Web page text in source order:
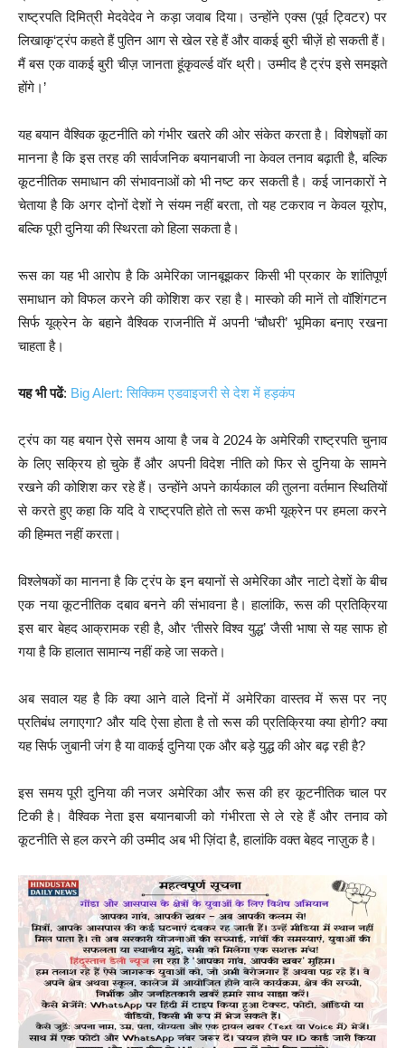
राष्ट्रपति दिमित्री मेदवेदेव ने कड़ा जवाब दिया। उन्होंने एक्स (पूर्व ट्विटर) पर
लिखाकृ‘ट्रंप कहते हैं पुतिन आग से खेल रहे हैं और वाकई बुरी चीज़ें हो सकती हैं।
मैं बस एक वाकई बुरी चीज़ जानता हूंकृवर्ल्ड वॉर थ्री। उम्मीद है ट्रंप इसे समझते
होंगे।’
यह बयान वैश्विक कूटनीति को गंभीर खतरे की ओर संकेत करता है। विशेषज्ञों का
मानना है कि इस तरह की सार्वजनिक बयानबाजी ना केवल तनाव बढ़ाती है, बल्कि
कूटनीतिक समाधान की संभावनाओं को भी नष्ट कर सकती है। कई जानकारों ने
चेताया है कि अगर दोनों देशों ने संयम नहीं बरता, तो यह टकराव न केवल यूरोप,
बल्कि पूरी दुनिया की स्थिरता को हिला सकता है।
रूस का यह भी आरोप है कि अमेरिका जानबूझकर किसी भी प्रकार के शांतिपूर्ण
समाधान को विफल करने की कोशिश कर रहा है। मास्को की मानें तो वॉशिंगटन
सिर्फ यूक्रेन के बहाने वैश्विक राजनीति में अपनी ‘चौधरी’ भूमिका बनाए रखना
चाहता है।
यह भी पढें: Big Alert: सिक्किम एडवाइजरी से देश में हड़कंप
ट्रंप का यह बयान ऐसे समय आया है जब वे 2024 के अमेरिकी राष्ट्रपति चुनाव
के लिए सक्रिय हो चुके हैं और अपनी विदेश नीति को फिर से दुनिया के सामने
रखने की कोशिश कर रहे हैं। उन्होंने अपने कार्यकाल की तुलना वर्तमान स्थितियों
से करते हुए कहा कि यदि वे राष्ट्रपति होते तो रूस कभी यूक्रेन पर हमला करने
की हिम्मत नहीं करता।
विश्लेषकों का मानना है कि ट्रंप के इन बयानों से अमेरिका और नाटो देशों के बीच
एक नया कूटनीतिक दबाव बनने की संभावना है। हालांकि, रूस की प्रतिक्रिया
इस बार बेहद आक्रामक रही है, और ‘तीसरे विश्व युद्ध’ जैसी भाषा से यह साफ हो
गया है कि हालात सामान्य नहीं कहे जा सकते।
अब सवाल यह है कि क्या आने वाले दिनों में अमेरिका वास्तव में रूस पर नए
प्रतिबंध लगाएगा? और यदि ऐसा होता है तो रूस की प्रतिक्रिया क्या होगी? क्या
यह सिर्फ जुबानी जंग है या वाकई दुनिया एक और बड़े युद्ध की ओर बढ़ रही है?
इस समय पूरी दुनिया की नजर अमेरिका और रूस की हर कूटनीतिक चाल पर
टिकी है। वैश्विक नेता इस बयानबाजी को गंभीरता से ले रहे हैं और तनाव को
कूटनीति से हल करने की उम्मीद अब भी ज़िंदा है, हालांकि वक्त बेहद नाज़ुक है।